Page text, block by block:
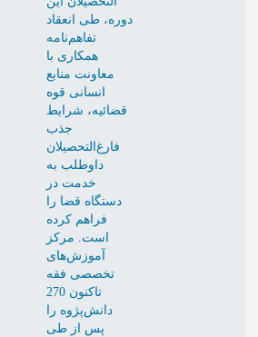
دوره، طی انعقاد
تفاهم‌نامه
همکاری با
معاونت منابع
انسانی قوه
قضائیه، شرایط
جذب
فارغ‌التحصیلان
داوطلب به
خدمت در
دستگاه قضا را
فراهم کرده
است. مرکز
آموزش‌های
تخصصی فقه
تاکنون 270
دانش‌پژوه را
پس از طی